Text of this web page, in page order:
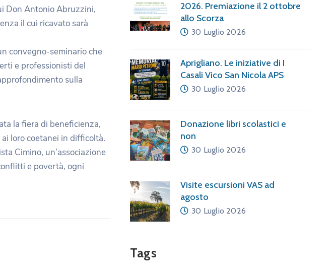
Don Antonio Abruzzini,
il cui ricavato sarà
convegno-seminario che
e professionisti del
sulla
la fiera di beneficienza,
loro coetanei in difficoltà.
Cimino, un’associazione
e povertà, ogni
2026. Premiazione il 2 ottobre
allo Scorza
30 Luglio 2026
Aprigliano. Le iniziative di I
Casali Vico San Nicola APS
30 Luglio 2026
Donazione libri scolastici e
non
30 Luglio 2026
Visite escursioni VAS ad
agosto
30 Luglio 2026
Tags